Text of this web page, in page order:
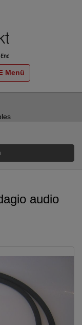
Menü
audio